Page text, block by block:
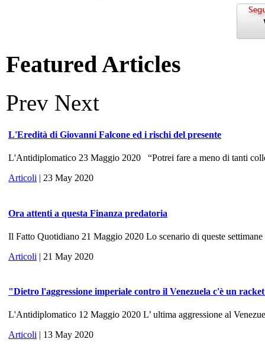
Featured Articles
Prev Next
L'Eredità di Giovanni Falcone ed i rischi del presente
L'Antidiplomatico 23 Maggio 2020 “Potrei fare a meno di tanti
Articoli | 23 May 2020
Ora attenti a questa Finanza predatoria
Il Fatto Quotidiano 21 Maggio 2020 Lo scenario di queste
Articoli | 21 May 2020
"Dietro l'aggressione imperiale contro il Venezuela c'è un
L'Antidiplomatico 12 Maggio 2020 L’ ultima aggressione al
Articoli | 13 May 2020